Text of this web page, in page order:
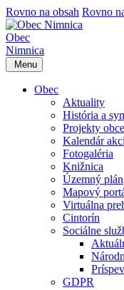
Rovno na obsah Rovno
Obec
Nimnica
Menu
Obec
Aktuality
História a
Projekty obce
Kalendár
Fotogaléria
Knižnica
Územný plán
Mapový
Virtuálna
Cintorín
Sociálne
GDPR